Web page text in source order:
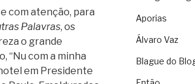
com atenção, para
Palavras, os
o grande
“Nu com a minha
em Presidente
Aporias
Álvaro Vaz
Blague do